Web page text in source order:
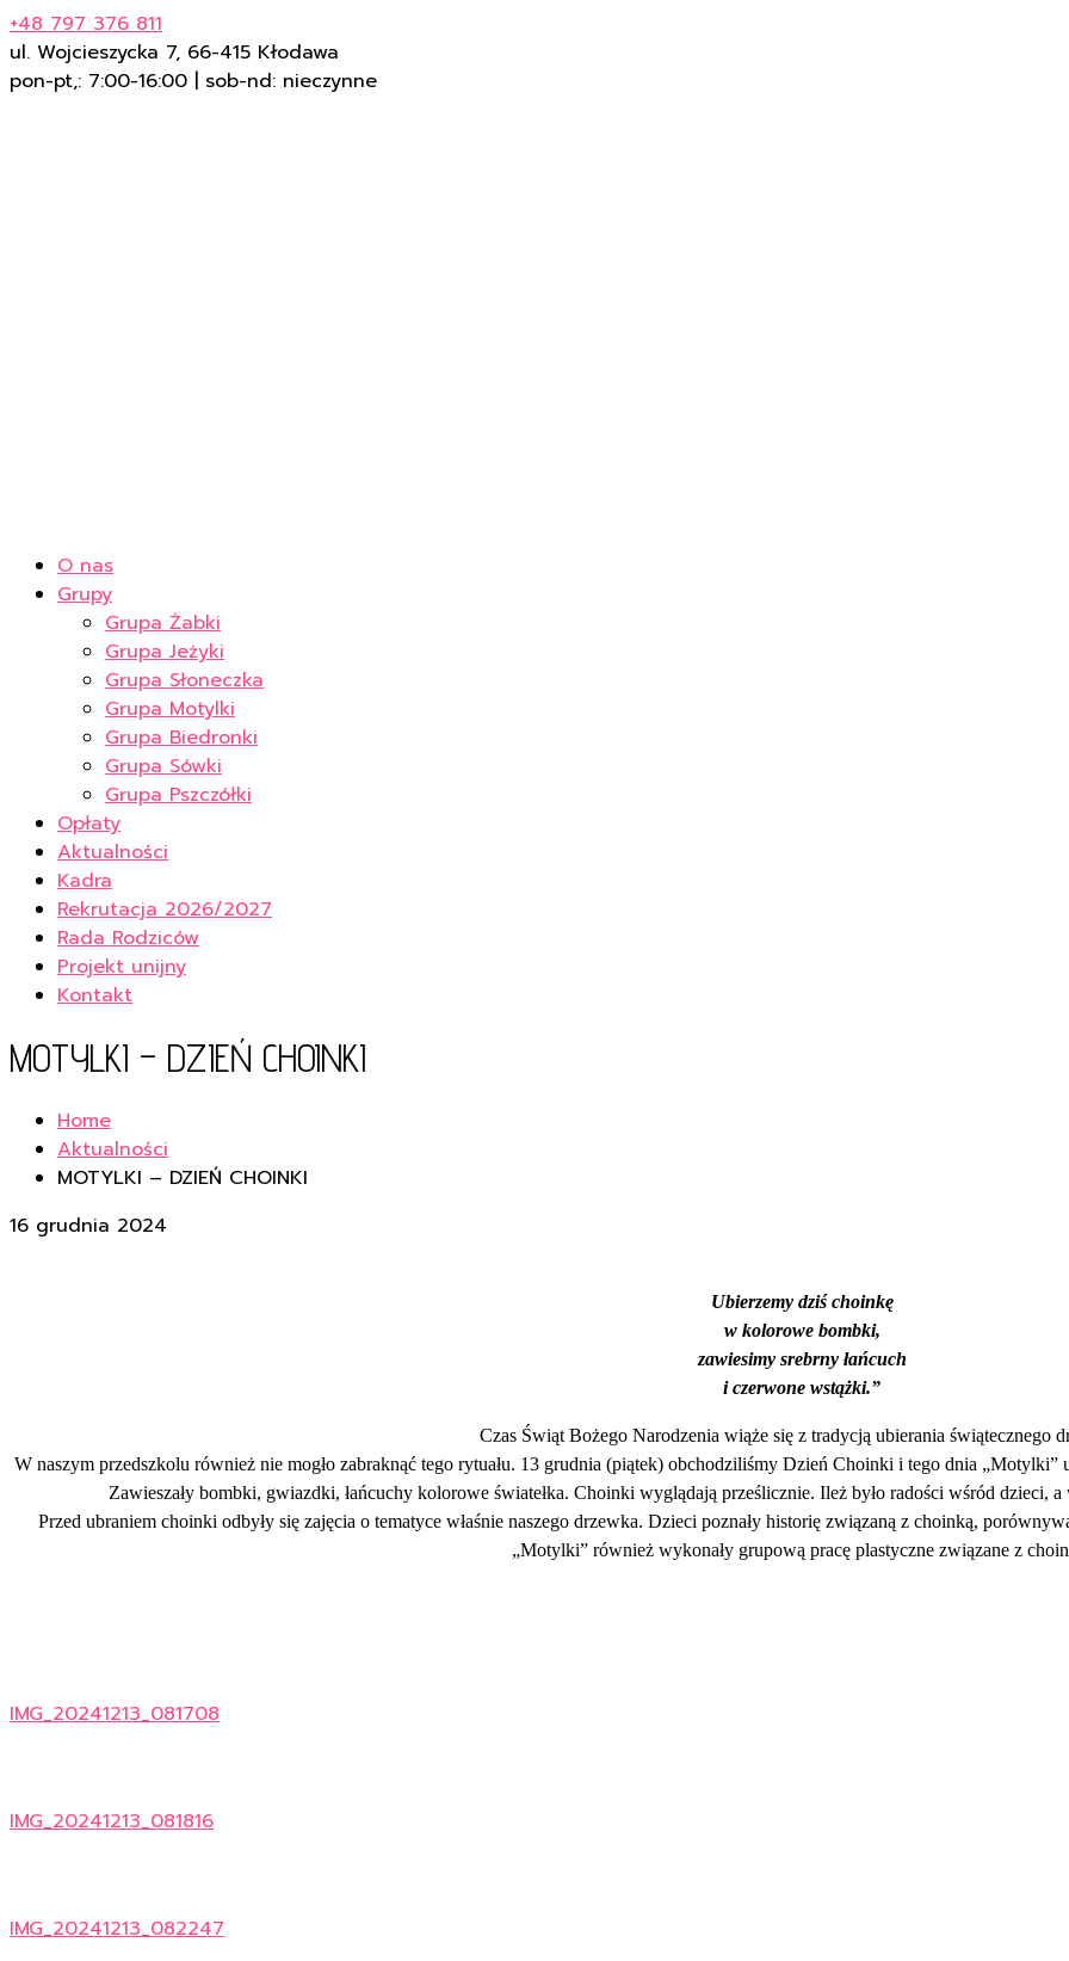
+48 797 376 811
ul. Wojcieszycka 7, 66-415 Kłodawa
pon-pt,: 7:00-16:00 | sob-nd: nieczynne
O nas
Grupy
Grupa Żabki
Grupa Jeżyki
Grupa Słoneczka
Grupa Motylki
Grupa Biedronki
Grupa Sówki
Grupa Pszczółki
Opłaty
Aktualności
Kadra
Rekrutacja 2026/2027
Rada Rodziców
Projekt unijny
Kontakt
MOTYLKI – DZIEŃ CHOINKI
Home
Aktualności
MOTYLKI – DZIEŃ CHOINKI
16 grudnia 2024
Ubierzemy dziś choinkę
w kolorowe bombki,
zawiesimy srebrny łańcuch
i czerwone wstążki.”
Czas Świąt Bożego Narodzenia wiąże się z tradycją ubierania świątecznego
W naszym przedszkolu również nie mogło zabraknąć tego rytuału. 13 grudnia (piątek) obchodziliśmy Dzień Choinki i tego dnia „Motylki”
Zawieszały bombki, gwiazdki, łańcuchy kolorowe światełka. Choinki wyglądają prześlicznie. Ileż było radości wśród dzieci,
Przed ubraniem choinki odbyły się zajęcia o tematyce właśnie naszego drzewka. Dzieci poznały historię związaną z choinką,
„Motylki” również wykonały grupową pracę plastyczne związane z
IMG_20241213_081708
IMG_20241213_081816
IMG_20241213_082247